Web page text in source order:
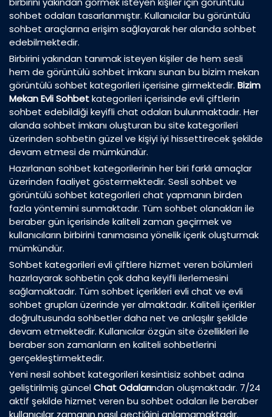
sohbet odaları tasarlanmıştır. Kullanıcılar bu görüntülü
sohbet araçlarına erişim sağlayarak her alanda sohbet
edebilmektedir.
Birbirini yakından tanımak isteyen kişiler de hem sesli
hem de görüntülü sohbet imkanı sunan bu bizim mekan
görüntülü sohbet kategorileri içerisine girmektedir. Bizim
Mekan Evli Sohbetkategorileri içerisinde evli çiftlerin
sohbet edebildiği keyifli chat odaları bulunmaktadır. Her
alanda sohbet imkanı oluşturan bu site kategorileri
üzerinden sohbetin güzel ve kişiyi iyi hissettirecek şekilde
devam etmesi de mümkündür.
Hazırlanan sohbet kategorilerinin her biri farklı amaçlar
üzerinden faaliyet göstermektedir. Sesli sohbet ve
görüntülü sohbet kategorileri chat yapmanın birden
fazla yöntemini sunmaktadır. Tüm sohbet olanakları ile
beraber gün içerisinde kaliteli zaman geçirmek ve
kullanıcıların birbirini tanımasına yönelik içerik oluşturmak
mümkündür.
Sohbet kategorileri evli çiftlere hizmet veren bölümleri
hazırlayarak sohbetin çok daha keyifli ilerlemesini
sağlamaktadır. Tüm sohbet içerikleri evli chat ve evli
sohbet grupları üzerinde yer almaktadır. Kaliteli içerikler
doğrultusunda sohbetler daha net ve anlaşılır şekilde
devam etmektedir. Kullanıcılar özgün site özellikleri ile
beraber son zamanların en kaliteli sohbetlerini
gerçekleştirmektedir.
Yeni nesil sohbet kategorileri kesintisiz sohbet adına
geliştirilmiş güncelChat Odalarından oluşmaktadır. 7/24
aktif şekilde hizmet veren bu sohbet odaları ile beraber
kullanıcılar zamanın nasıl geçtiğini anlamamaktadır.